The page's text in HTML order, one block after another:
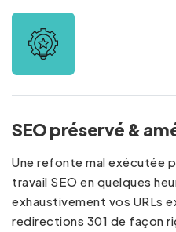
SEO préservé &
Une refonte mal exécutée
travail SEO en quelques
exhaustivement vos URLs
redirections 301 de façon